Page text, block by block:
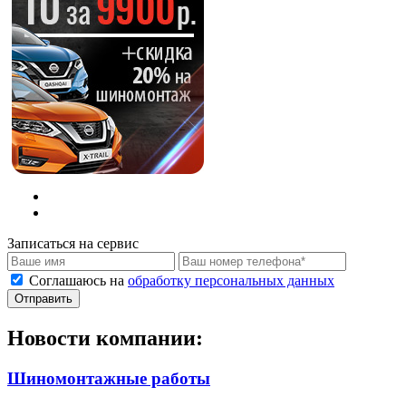
Записаться на сервис
Соглашаюсь на обработку персональных данных
Новости компании:
Шиномонтажные работы